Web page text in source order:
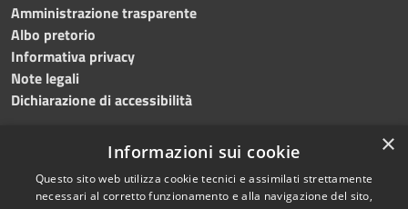
Amministrazione trasparente
Albo pretorio
Informativa privacy
Note legali
Dichiarazione di accessibilità
RSS
Copyright © 2024 •
×
Informazioni sui cookie
Questo sito web utilizza cookie tecnici e assimilati strettamente
necessari al corretto funzionamento e alla navigazione del sito,